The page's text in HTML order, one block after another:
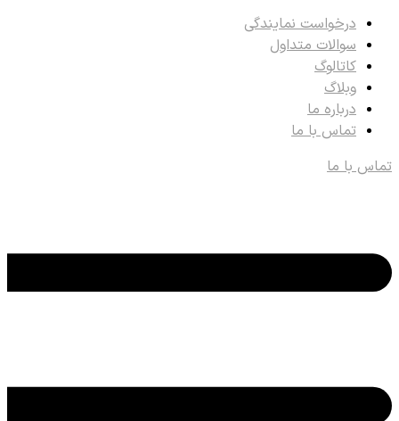
درخواست نمایندگی
سوالات متداول
کاتالوگ
وبلاگ
درباره ما
تماس با ما
تماس با ما